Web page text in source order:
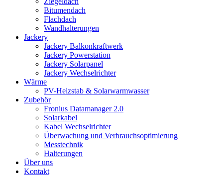
Bitumendach
Flachdach
Wandhalterungen
Jackery
Jackery Balkonkraftwerk
Jackery Powerstation
Jackery Solarpanel
Jackery Wechselrichter
Wärme
PV-Heizstab & Solarwarmwasser
Zubehör
Fronius Datamanager 2.0
Solarkabel
Kabel Wechselrichter
Überwachung und Verbrauchsoptimierung
Messtechnik
Halterungen
Über uns
Kontakt